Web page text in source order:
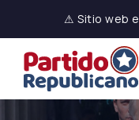
⚠ Sitio web